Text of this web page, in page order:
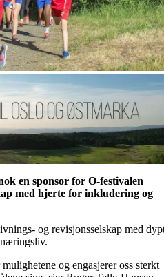
en sponsor for O-festivalen
med hjerte for inkludering og
og revisjonsselskap med
og engasjerer oss sterkt